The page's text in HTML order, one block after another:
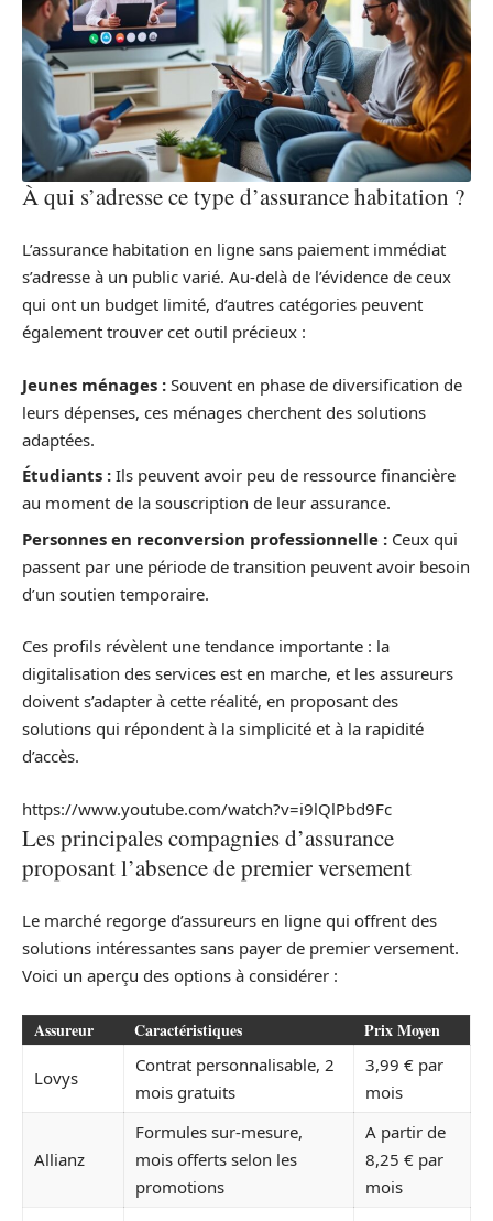
À qui s’adresse ce type d’assurance habitation ?
L’assurance habitation en ligne sans paiement immédiat
s’adresse à un public varié. Au-delà de l’évidence de ceux
qui ont un budget limité, d’autres catégories peuvent
également trouver cet outil précieux :
Jeunes ménages : Souvent en phase de diversification de
leurs dépenses, ces ménages cherchent des solutions
adaptées.
Étudiants : Ils peuvent avoir peu de ressource financière
au moment de la souscription de leur assurance.
Personnes en reconversion professionnelle : Ceux qui
passent par une période de transition peuvent avoir besoin
d’un soutien temporaire.
Ces profils révèlent une tendance importante : la
digitalisation des services est en marche, et les assureurs
doivent s’adapter à cette réalité, en proposant des
solutions qui répondent à la simplicité et à la rapidité
d’accès.
https://www.youtube.com/watch?v=i9lQlPbd9Fc
Les principales compagnies d’assurance
proposant l’absence de premier versement
Le marché regorge d’assureurs en ligne qui offrent des
solutions intéressantes sans payer de premier versement.
Voici un aperçu des options à considérer :
Assureur Caractéristiques Prix Moyen
Lovys
Contrat personnalisable, 2
mois gratuits
3,99 € par
mois
Allianz
Formules sur-mesure,
mois offerts selon les
promotions
A partir de
8,25 € par
mois